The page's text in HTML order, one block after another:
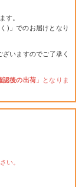
す。
)」でのお届けとなり
いますのでご了承く
認後の出荷 」となりま
い。